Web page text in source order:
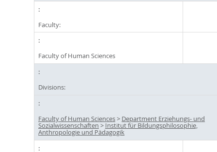
Faculty:
Faculty of Human Sciences
Divisions:
Faculty of Human Sciences> Department Erziehungs- und
Sozialwissenschaften > Institut für Bildungsphilosophie,
Anthropologie und Pädagogik